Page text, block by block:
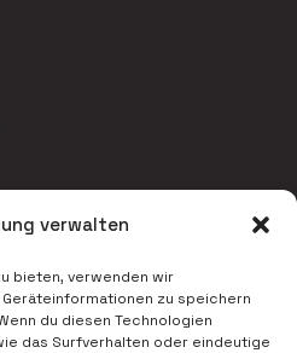
verwalten
bieten, verwenden wir
zu speichern
du diesen Technologien
das Surfverhalten oder eindeutige